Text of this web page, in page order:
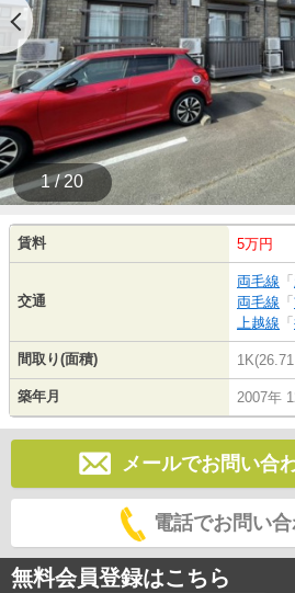
1 / 20
賃料 5万円
交通
両毛線 「
両毛線 「
上越線 「
間取り(面積)
築年月 2007年
メールでお問い合
電話でお問い
無料会員登録はこちら